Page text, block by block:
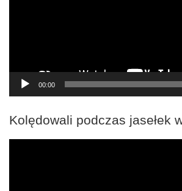
00:00
Kolędowali podczas jasełek